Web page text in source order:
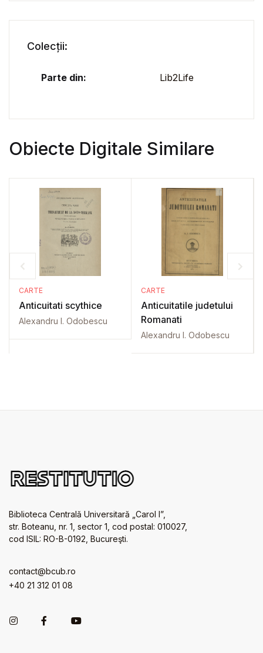
Colecții:
Parte din: Lib2Life
Obiecte Digitale Similare
CARTE
Anticuitati scythice
Alexandru I. Odobescu
CARTE
Anticuitatile judetului
Romanati
Alexandru I. Odobescu
Biblioteca Centrală Universitară „Carol I”,
str. Boteanu, nr. 1, sector 1, cod postal: 010027,
cod ISIL: RO-B-0192, Bucureşti.
contact@bcub.ro
+40 21 312 01 08